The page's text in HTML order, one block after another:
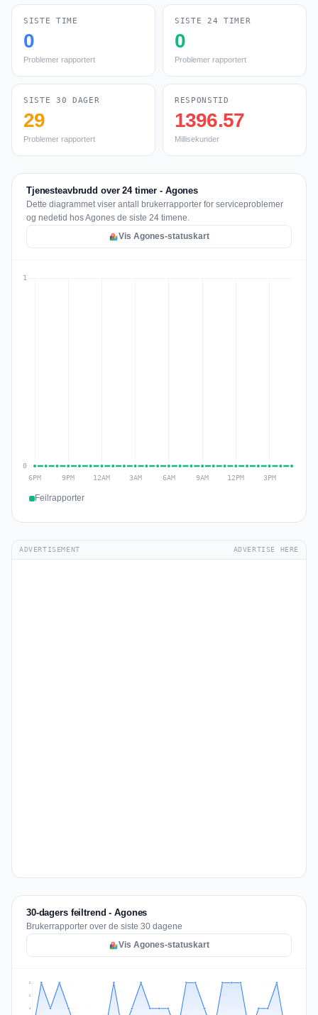
SISTE TIME
0
Problemer rapportert
SISTE 24 TIMER
0
Problemer rapportert
SISTE 30 DAGER
29
Problemer rapportert
RESPONSTID
1396.57
Millisekunder
Tjenesteavbrudd over 24 timer - Agones
Dette diagrammet viser antall brukerrapporter for serviceproblemer
og nedetid hos Agones de siste 24 timene.
Vis Agones-statuskart
Feilrapporter
ADVERTISEMENT ADVERTISE HERE
30-dagers feiltrend - Agones
Brukerrapporter over de siste 30 dagene
Vis Agones-statuskart
1
2
2